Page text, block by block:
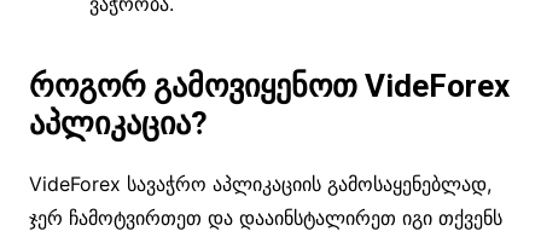
როგორ გამოვიყენოთ VideForex
აპლიკაცია?
VideForex სავაჭრო აპლიკაციის გამოსაყენებლად,
ჯერ ჩამოტვირთეთ და დააინსტალირეთ იგი თქვენს